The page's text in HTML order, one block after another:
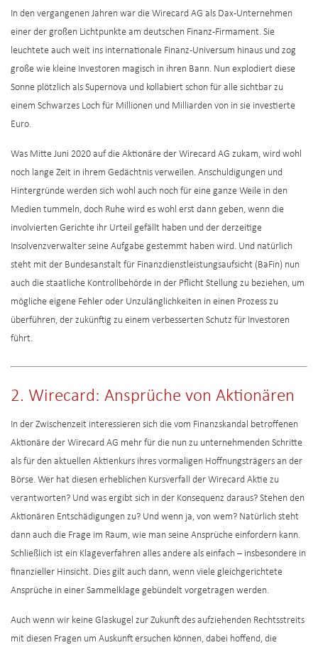
In den vergangenen Jahren war die Wirecard AG als Dax-Unternehmen
einer der großen Lichtpunkte am deutschen Finanz-Firmament. Sie
leuchtete auch weit ins internationale Finanz-Universum hinaus und zog
große wie kleine Investoren magisch in ihren Bann. Nun explodiert diese
Sonne plötzlich als Supernova und kollabiert schon für alle sichtbar zu
einem Schwarzes Loch für Millionen und Milliarden von in sie investierte
Euro.
Was Mitte Juni 2020 auf die Aktionäre der Wirecard AG zukam, wird wohl
noch lange Zeit in ihrem Gedächtnis verweilen. Anschuldigungen und
Hintergründe werden sich wohl auch noch für eine ganze Weile in den
Medien tummeln, doch Ruhe wird es wohl erst dann geben, wenn die
involvierten Gerichte ihr Urteil gefällt haben und der derzeitige
Insolvenzverwalter seine Aufgabe gestemmt haben wird. Und natürlich
steht mit der Bundesanstalt für Finanzdienstleistungsaufsicht (BaFin) nun
auch die staatliche Kontrollbehörde in der Pflicht Stellung zu beziehen, um
mögliche eigene Fehler oder Unzulänglichkeiten in einen Prozess zu
überführen, der zukünftig zu einem verbesserten Schutz für Investoren
führt.
2. Wirecard: Ansprüche von Aktionären
In der Zwischenzeit interessieren sich die vom Finanzskandal betroffenen
Aktionäre der Wirecard AG mehr für die nun zu unternehmenden Schritte
als für den aktuellen Aktienkurs ihres vormaligen Hoffnungsträgers an der
Börse. Wer hat diesen erheblichen Kursverfall der Wirecard Aktie zu
verantworten? Und was ergibt sich in der Konsequenz daraus? Stehen den
Aktionären Entschädigungen zu? Und wenn ja, von wem? Natürlich steht
dann auch die Frage im Raum, wie man seine Ansprüche einfordern kann.
Schließlich ist ein Klageverfahren alles andere als einfach – insbesondere in
finanzieller Hinsicht. Dies gilt auch dann, wenn viele gleichgerichtete
Ansprüche in einer Sammelklage gebündelt vorgetragen werden.
Auch wenn wir keine Glaskugel zur Zukunft des aufziehenden Rechtsstreits
mit diesen Fragen um Auskunft ersuchen können, dabei hoffend, die